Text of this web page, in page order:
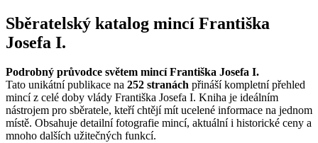
Sběratelský katalog mincí Františka
Josefa I.
Podrobný průvodce světem mincí Františka Josefa I.
Tato unikátní publikace na 252 stranách přináší kompletní přehled
mincí z celé doby vlády Františka Josefa I. Kniha je ideálním
nástrojem pro sběratele, kteří chtějí mít ucelené informace na jednom
místě. Obsahuje detailní fotografie mincí, aktuální i historické ceny a
mnoho dalších užitečných funkcí.